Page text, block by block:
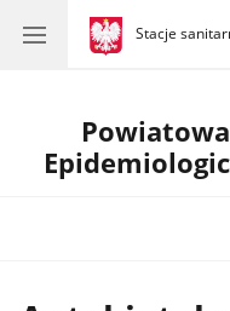
gov.pl
Stacje
gov.pl
Stacje